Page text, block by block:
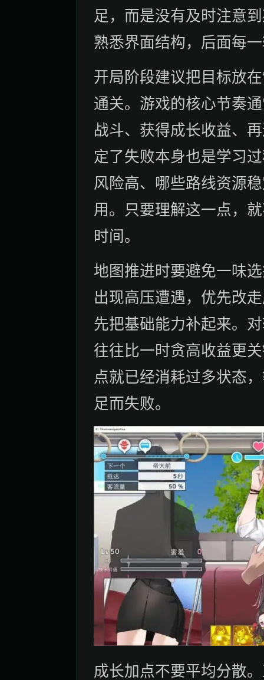
足，而是没有及时注意
熟悉界面结构，后面每
开局阶段建议把目标放
通关。游戏的核心节奏
战斗、获得成长收益、
定了失败本身也是学习
风险高、哪些路线资源
用。只要理解这一点，
时间。
地图推进时要避免一味
出现高压遭遇，优先改
先把基础能力补起来。
往往比一时贪高收益更
点就已经消耗过多状态
足而失败。
成长加点不要平均分散